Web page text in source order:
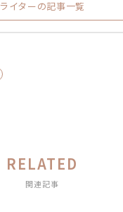
ライターの記事一覧
RELATED
関連記事